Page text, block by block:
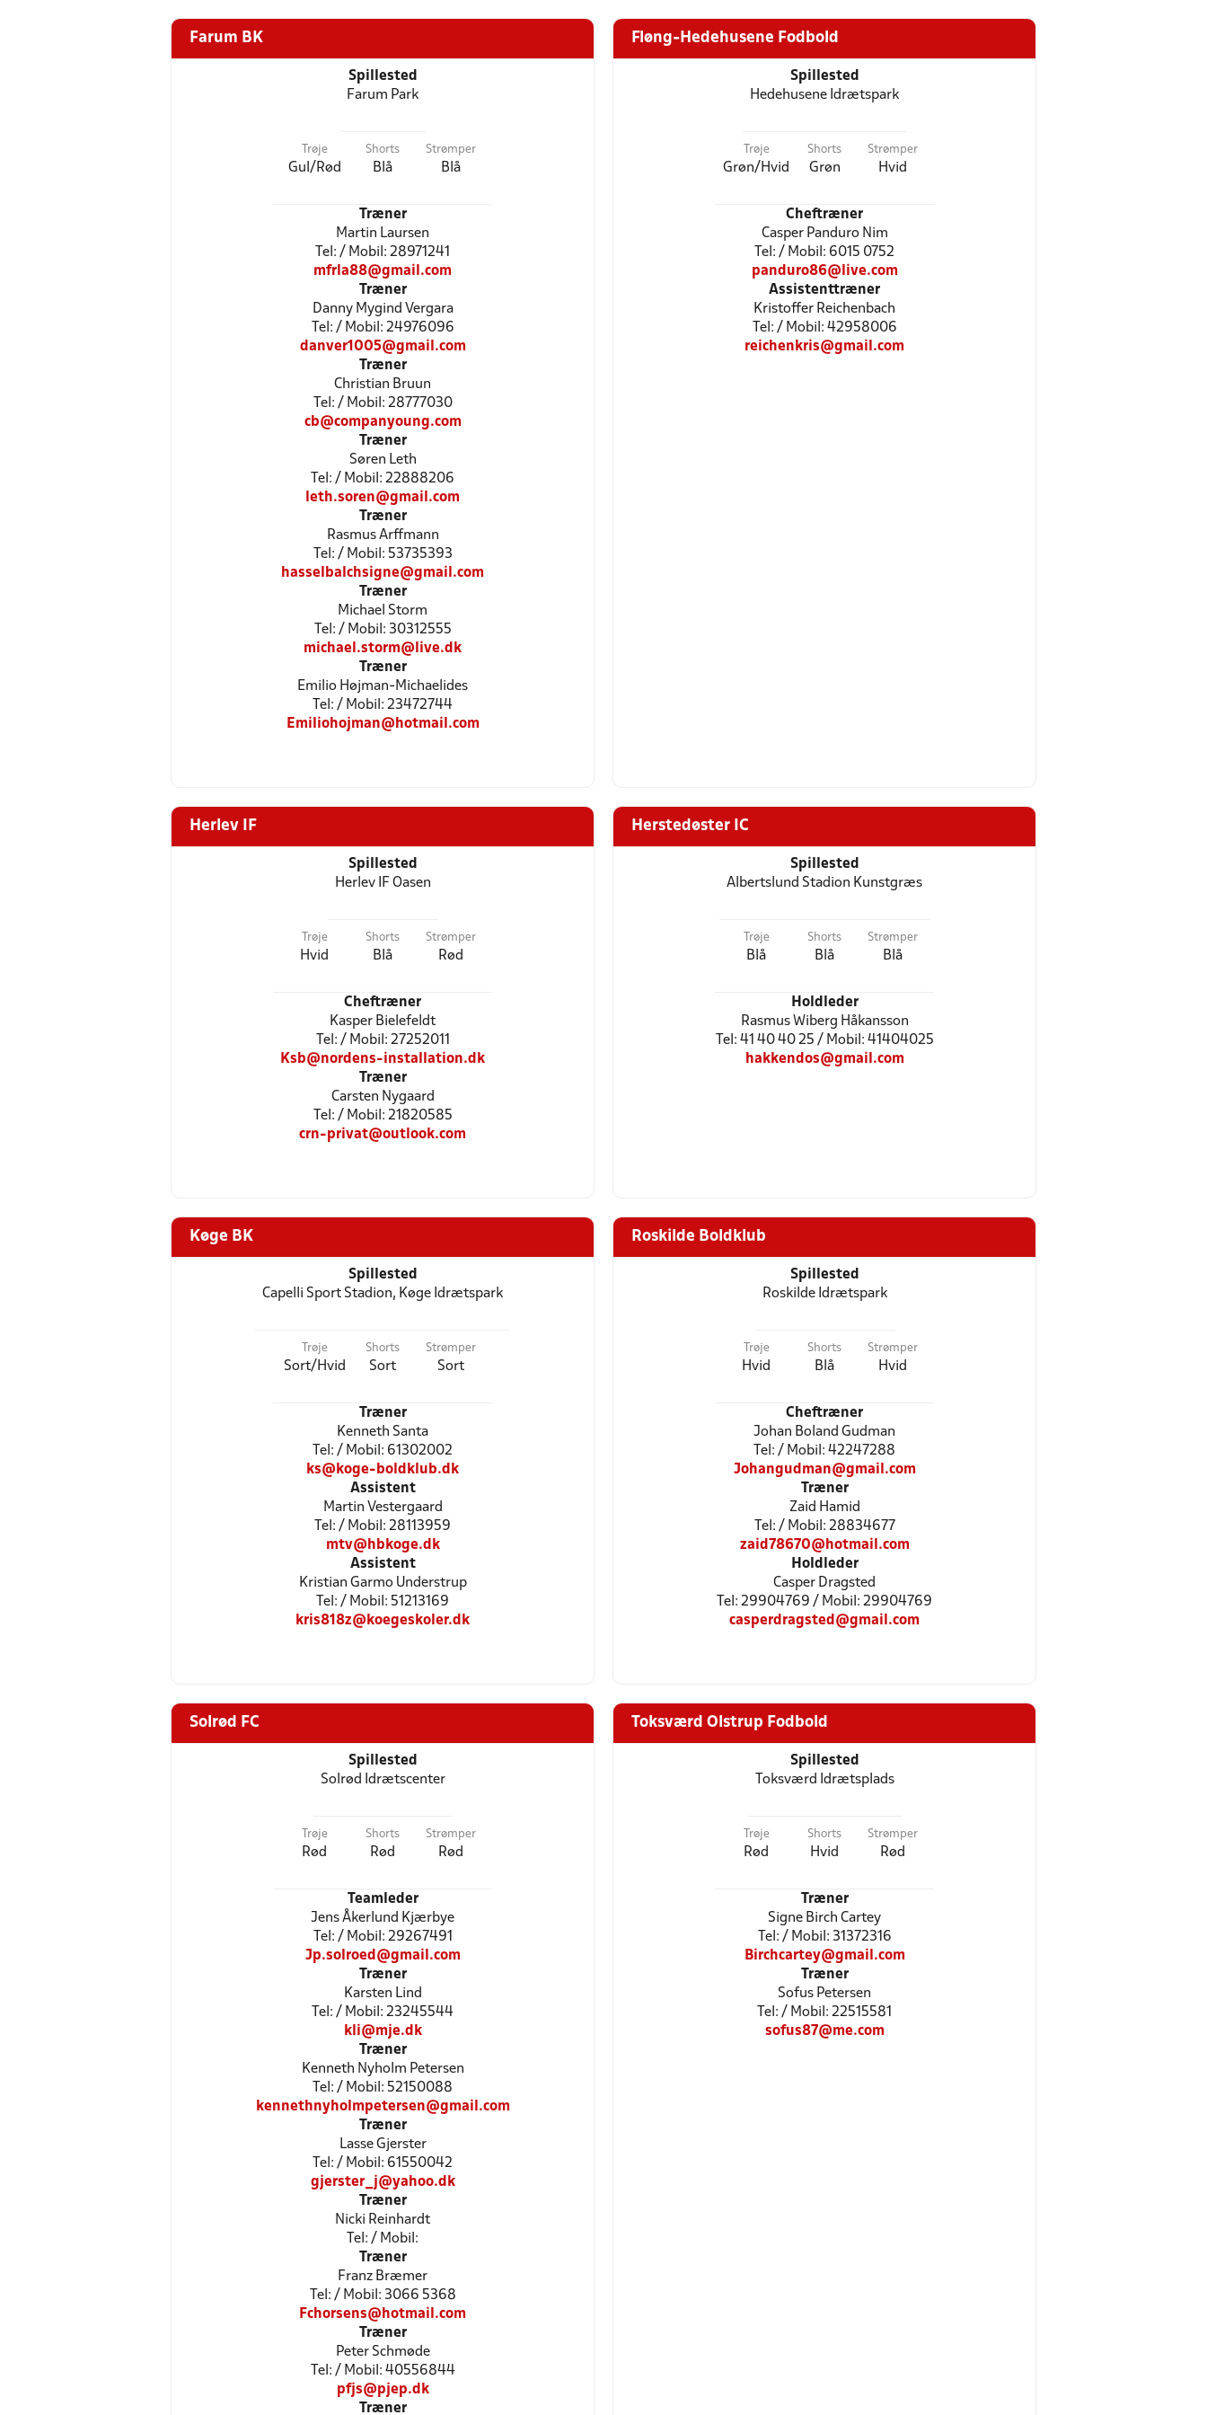
Farum BK
Spillested
Farum Park
Trøje
Gul/Rød
Shorts
Blå
Strømper
Blå
Træner
Martin Laursen
Tel: / Mobil: 28971241
mfrla88@gmail.com
Træner
Danny Mygind Vergara
Tel: / Mobil: 24976096
danver1005@gmail.com
Træner
Christian Bruun
Tel: / Mobil: 28777030
cb@companyoung.com
Træner
Søren Leth
Tel: / Mobil: 22888206
leth.soren@gmail.com
Træner
Rasmus Arffmann
Tel: / Mobil: 53735393
hasselbalchsigne@gmail.com
Træner
Michael Storm
Tel: / Mobil: 30312555
michael.storm@live.dk
Træner
Emilio Højman-Michaelides
Tel: / Mobil: 23472744
Emiliohojman@hotmail.com
Fløng-Hedehusene Fodbold
Spillested
Hedehusene Idrætspark
Trøje
Grøn/Hvid
Shorts
Grøn
Strømper
Hvid
Cheftræner
Casper Panduro Nim
Tel: / Mobil: 6015 0752
panduro86@live.com
Assistenttræner
Kristoffer Reichenbach
Tel: / Mobil: 42958006
reichenkris@gmail.com
Herlev IF
Spillested
Herlev IF Oasen
Trøje
Hvid
Shorts
Blå
Strømper
Rød
Cheftræner
Kasper Bielefeldt
Tel: / Mobil: 27252011
Ksb@nordens-installation.dk
Træner
Carsten Nygaard
Tel: / Mobil: 21820585
crn-privat@outlook.com
Herstedøster IC
Spillested
Albertslund Stadion Kunstgræs
Trøje
Blå
Shorts
Blå
Strømper
Blå
Holdleder
Rasmus Wiberg Håkansson
Tel: 41 40 40 25 / Mobil: 41404025
hakkendos@gmail.com
Køge BK
Spillested
Capelli Sport Stadion, Køge Idrætspark
Trøje
Sort/Hvid
Shorts
Sort
Strømper
Sort
Træner
Kenneth Santa
Tel: / Mobil: 61302002
ks@koge-boldklub.dk
Assistent
Martin Vestergaard
Tel: / Mobil: 28113959
mtv@hbkoge.dk
Assistent
Kristian Garmo Understrup
Tel: / Mobil: 51213169
kris818z@koegeskoler.dk
Roskilde Boldklub
Spillested
Roskilde Idrætspark
Trøje
Hvid
Shorts
Blå
Strømper
Hvid
Cheftræner
Johan Boland Gudman
Tel: / Mobil: 42247288
Johangudman@gmail.com
Træner
Zaid Hamid
Tel: / Mobil: 28834677
zaid78670@hotmail.com
Holdleder
Casper Dragsted
Tel: 29904769 / Mobil: 29904769
casperdragsted@gmail.com
Solrød FC
Spillested
Solrød Idrætscenter
Trøje
Rød
Shorts
Rød
Strømper
Rød
Teamleder
Jens Åkerlund Kjærbye
Tel: / Mobil: 29267491
Jp.solroed@gmail.com
Træner
Karsten Lind
Tel: / Mobil: 23245544
kli@mje.dk
Træner
Kenneth Nyholm Petersen
Tel: / Mobil: 52150088
kennethnyholmpetersen@gmail.com
Træner
Lasse Gjerster
Tel: / Mobil: 61550042
gjerster_j@yahoo.dk
Træner
Nicki Reinhardt
Tel: / Mobil:
Træner
Franz Bræmer
Tel: / Mobil: 3066 5368
Fchorsens@hotmail.com
Træner
Peter Schmøde
Tel: / Mobil: 40556844
pfjs@pjep.dk
Træner
Toksværd Olstrup Fodbold
Spillested
Toksværd Idrætsplads
Trøje
Rød
Shorts
Hvid
Strømper
Rød
Træner
Signe Birch Cartey
Tel: / Mobil: 31372316
Birchcartey@gmail.com
Træner
Sofus Petersen
Tel: / Mobil: 22515581
sofus87@me.com